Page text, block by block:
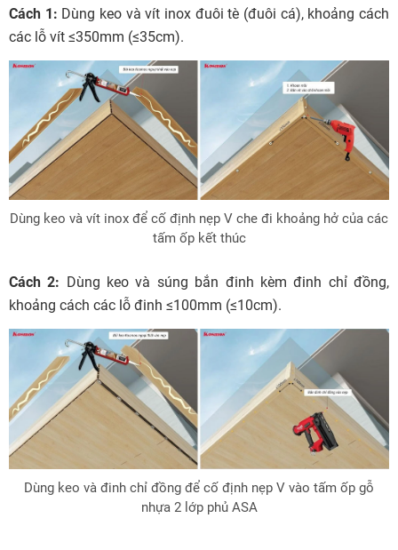
Cách 1: Dùng keo và vít inox đuôi tè (đuôi cá), khoảng cách
các lỗ vít ≤350mm (≤35cm).
Dùng keo và vít inox để cố định nẹp V che đi khoảng hở của các
tấm ốp kết thúc
Cách 2: Dùng keo và súng bắn đinh kèm đinh chỉ đồng,
khoảng cách các lỗ đinh ≤100mm (≤10cm).
Dùng keo và đinh chỉ đồng để cố định nẹp V vào tấm ốp gỗ
nhựa 2 lớp phủ ASA